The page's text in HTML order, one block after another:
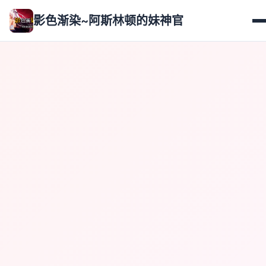
影色渐染~阿斯林顿的妹神官